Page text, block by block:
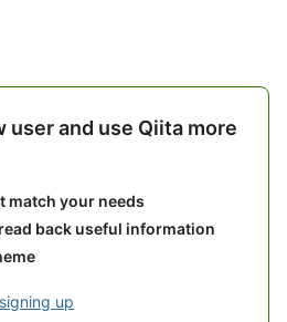
user and use Qiita more
match your needs
back useful information
up